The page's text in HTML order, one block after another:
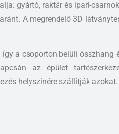
gyártó, raktár és ipari-
A megrendelő 3D
a csoporton belüli összhang
az épület
helyszínére szállítják azokat.